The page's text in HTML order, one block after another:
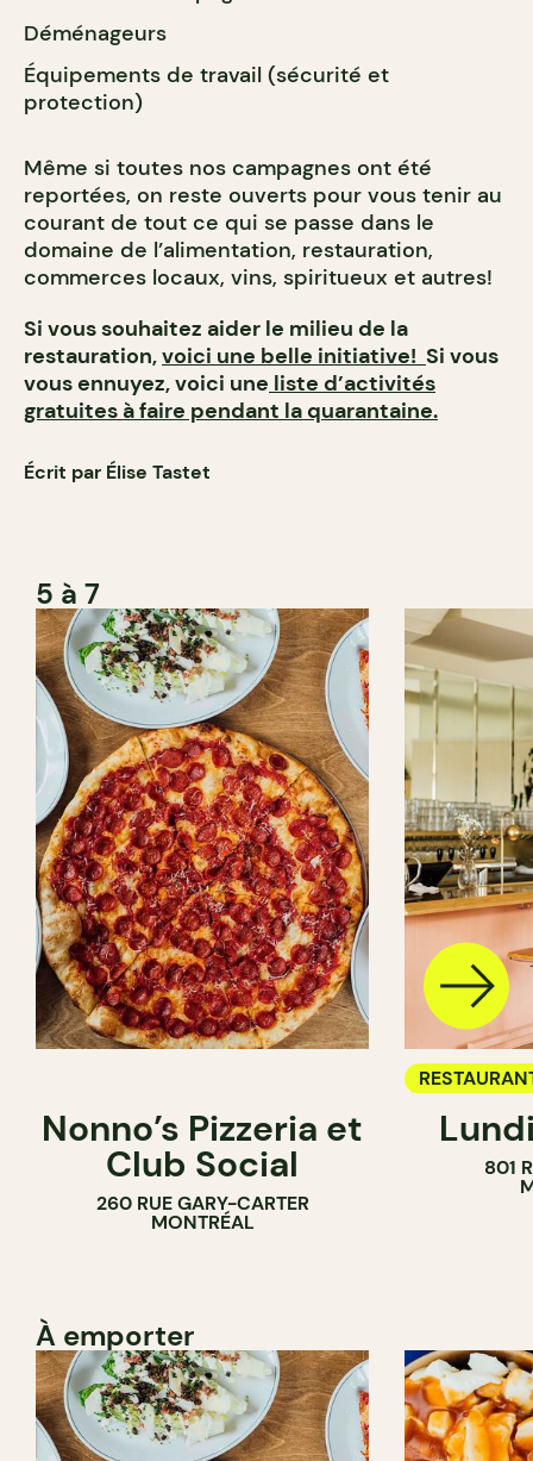
Déménageurs
Équipements de travail (sécurité et
protection)
Même si toutes nos campagnes ont été
reportées, on reste ouverts pour vous tenir au
courant de tout ce qui se passe dans le
domaine de l’alimentation, restauration,
commerces locaux, vins, spiritueux et autres!
Si vous souhaitez aider le milieu de la
restauration,voici une belle initiative! Si vous
vous ennuyez, voici une liste d’activités
gratuites à faire pendant la quarantaine.
Écrit par Élise Tastet
5 à 7
Nonno’s Pizzeria et
Club Social
260 RUE GARY-CARTER
MONTRÉAL
BAR À VIN
801
À emporter